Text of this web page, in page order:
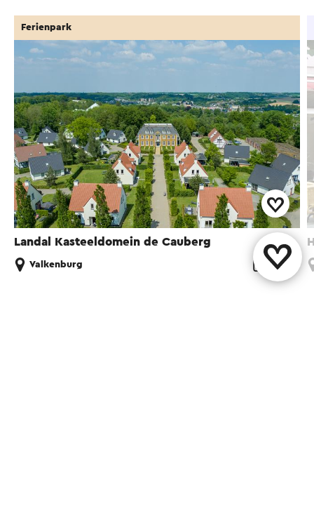
Landal Kasteeldomein de Cauberg
Ferienpark
Valkenburg